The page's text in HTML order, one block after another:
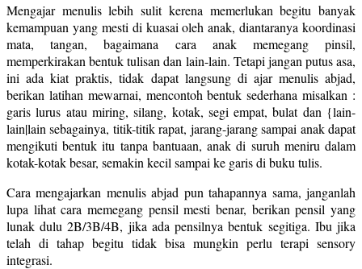
Mengajar menulis lebih sulit kerena memerlukan begitu banyak
kemampuan yang mesti di kuasai oleh anak, diantaranya koordinasi
mata, tangan, bagaimana cara anak memegang pinsil,
memperkirakan bentuk tulisan dan lain-lain. Tetapi jangan putus asa,
ini ada kiat praktis, tidak dapat langsung di ajar menulis abjad,
berikan latihan mewarnai, mencontoh bentuk sederhana misalkan :
garis lurus atau miring, silang, kotak, segi empat, bulat dan {lain-
lain|lain sebagainya, titik-titik rapat, jarang-jarang sampai anak dapat
mengikuti bentuk itu tanpa bantuaan, anak di suruh meniru dalam
kotak-kotak besar, semakin kecil sampai ke garis di buku tulis.
Cara mengajarkan menulis abjad pun tahapannya sama, janganlah
lupa lihat cara memegang pensil mesti benar, berikan pensil yang
lunak dulu 2B/3B/4B, jika ada pensilnya bentuk segitiga. Ibu jika
telah di tahap begitu tidak bisa mungkin perlu terapi sensory
integrasi.